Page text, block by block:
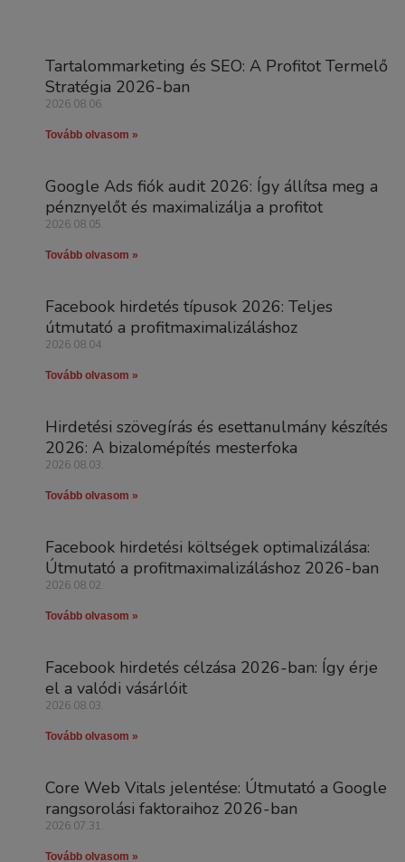
Tartalommarketing és SEO: A Profitot Termelő
Stratégia 2026-ban
2026.08.06.
Tovább olvasom »
Google Ads fiók audit 2026: Így állítsa meg a
pénznyelőt és maximalizálja a profitot
2026.08.05.
Tovább olvasom »
Facebook hirdetés típusok 2026: Teljes
útmutató a profitmaximalizáláshoz
2026.08.04.
Tovább olvasom »
Hirdetési szövegírás és esettanulmány készítés
2026: A bizalomépítés mesterfoka
2026.08.03.
Tovább olvasom »
Facebook hirdetési költségek optimalizálása:
Útmutató a profitmaximalizáláshoz 2026-ban
2026.08.02.
Tovább olvasom »
Facebook hirdetés célzása 2026-ban: Így érje
el a valódi vásárlóit
2026.08.03.
Tovább olvasom »
Core Web Vitals jelentése: Útmutató a Google
rangsorolási faktoraihoz 2026-ban
2026.07.31.
Tovább olvasom »